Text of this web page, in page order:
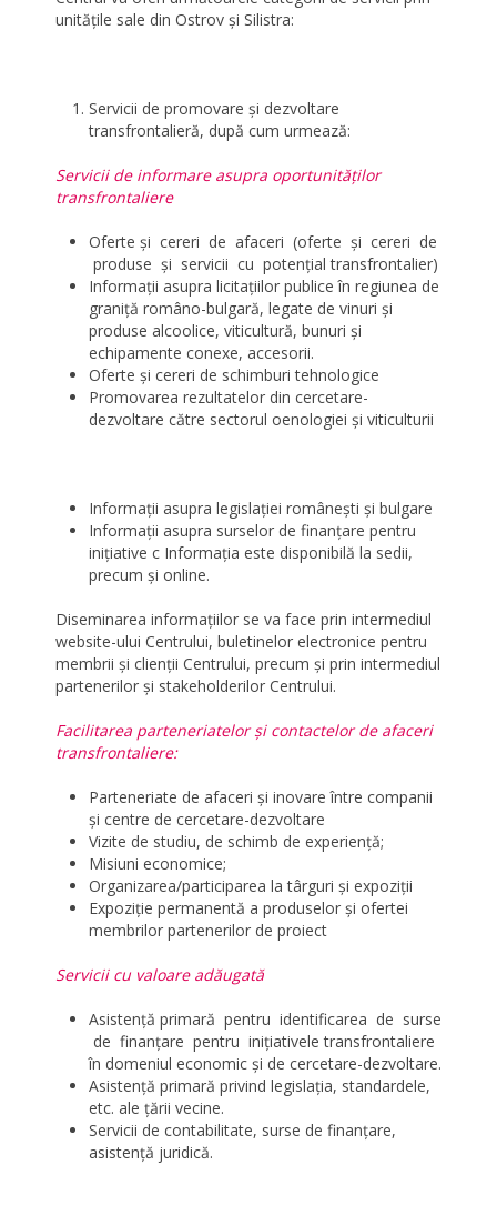
unităţile sale din Ostrov şi Silistra:
Servicii de promovare şi dezvoltare
transfrontalieră, după cum urmează:
Servicii de informare asupra oportunităţilor
transfrontaliere
Oferte şi cereri de afaceri (oferte şi cereri de
produse şi servicii cu potenţial transfrontalier)
Informaţii asupra licitaţiilor publice în regiunea de
graniţă româno-bulgară, legate de vinuri şi
produse alcoolice, viticultură, bunuri şi
echipamente conexe, accesorii.
Oferte şi cereri de schimburi tehnologice
Promovarea rezultatelor din cercetare-
dezvoltare către sectorul oenologiei şi viticulturii
Informaţii asupra legislaţiei româneşti şi bulgare
Informaţii asupra surselor de finanţare pentru
iniţiative c Informaţia este disponibilă la sedii,
precum şi online.
Diseminarea informaţiilor se va face prin intermediul
website-ului Centrului, buletinelor electronice pentru
membrii şi clienţii Centrului, precum şi prin intermediul
partenerilor şi stakeholderilor Centrului.
Facilitarea parteneriatelor şi contactelor de afaceri
transfrontaliere:
Parteneriate de afaceri şi inovare între companii
şi centre de cercetare-dezvoltare
Vizite de studiu, de schimb de experienţă;
Misiuni economice;
Organizarea/participarea la târguri şi expoziţii
Expoziţie permanentă a produselor şi ofertei
membrilor partenerilor de proiect
Servicii cu valoare adăugată
Asistenţă primară pentru identificarea de surse
de finanţare pentru iniţiativele transfrontaliere
în domeniul economic şi de cercetare-dezvoltare.
Asistenţă primară privind legislaţia, standardele,
etc. ale ţării vecine.
Servicii de contabilitate, surse de finanţare,
asistenţă juridică.